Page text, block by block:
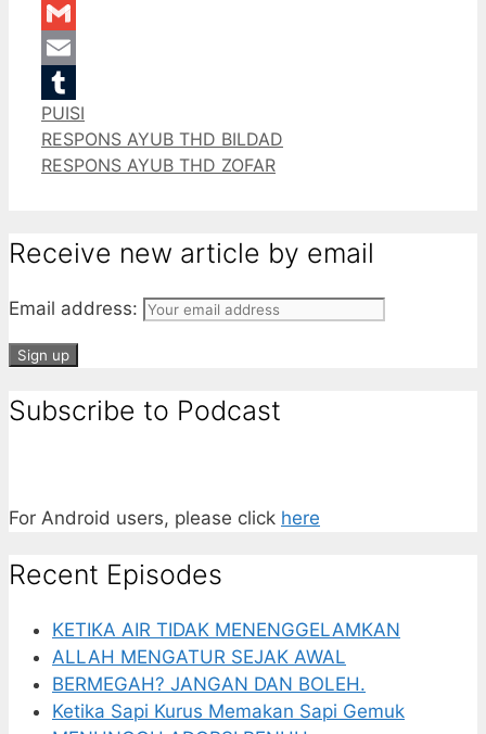
LinkedIn
Gmail
Email
Tumblr
Categories
PUISI
RESPONS AYUB THD BILDAD
RESPONS AYUB THD ZOFAR
Receive new article by email
Email address:
Subscribe to Podcast
For Android users, please click here
Recent Episodes
KETIKA AIR TIDAK MENENGGELAMKAN
ALLAH MENGATUR SEJAK AWAL
BERMEGAH? JANGAN DAN BOLEH.
Ketika Sapi Kurus Memakan Sapi Gemuk